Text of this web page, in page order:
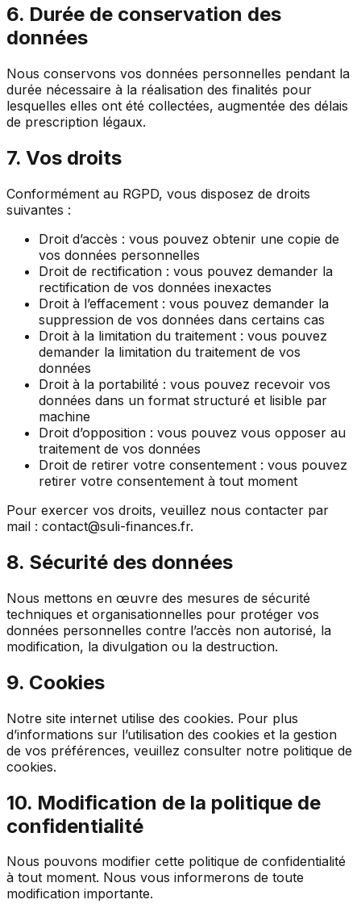
6. Durée de conservation des
données
Nous conservons vos données personnelles pendant la
durée nécessaire à la réalisation des finalités pour
lesquelles elles ont été collectées, augmentée des délais
de prescription légaux.
7. Vos droits
Conformément au RGPD, vous disposez de droits
suivantes :
Droit d’accès : vous pouvez obtenir une copie de
vos données personnelles
Droit de rectification : vous pouvez demander la
rectification de vos données inexactes
Droit à l’effacement : vous pouvez demander la
suppression de vos données dans certains cas
Droit à la limitation du traitement : vous pouvez
demander la limitation du traitement de vos
données
Droit à la portabilité : vous pouvez recevoir vos
données dans un format structuré et lisible par
machine
Droit d’opposition : vous pouvez vous opposer au
traitement de vos données
Droit de retirer votre consentement : vous pouvez
retirer votre consentement à tout moment
Pour exercer vos droits, veuillez nous contacter par
mail : contact@suli-finances.fr.
8. Sécurité des données
Nous mettons en œuvre des mesures de sécurité
techniques et organisationnelles pour protéger vos
données personnelles contre l’accès non autorisé, la
modification, la divulgation ou la destruction.
9. Cookies
Notre site internet utilise des cookies. Pour plus
d’informations sur l’utilisation des cookies et la gestion
de vos préférences, veuillez consulter notre politique de
cookies.
10. Modification de la politique de
confidentialité
Nous pouvons modifier cette politique de confidentialité
à tout moment. Nous vous informerons de toute
modification importante.